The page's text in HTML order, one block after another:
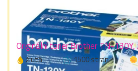
Originální toner Brother TN-
žlutá 1500 stran